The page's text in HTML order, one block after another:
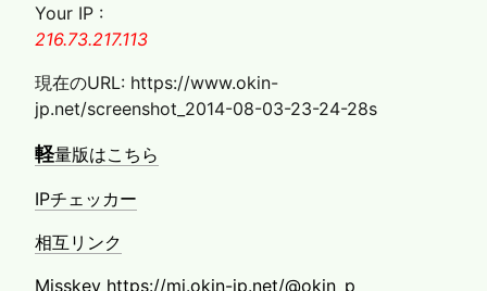
Your IP :
216.73.217.113
現在のURL: https://www.okin-
jp.net/screenshot_2014-08-03-23-24-28s
軽量版はこちら
IPチェッカー
相互リンク
Misskey https://mi.okin-jp.net/@okin_p